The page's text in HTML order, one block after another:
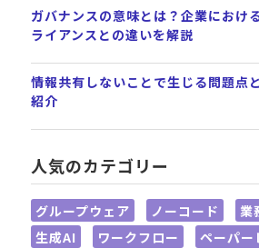
ガバナンスの意味とは？企業におけ
ライアンスとの違いを解説
情報共有しないことで生じる問題点
紹介
人気のカテゴリー
グループウェア ノーコード
業
生成AI
ワークフロー
ペーパー